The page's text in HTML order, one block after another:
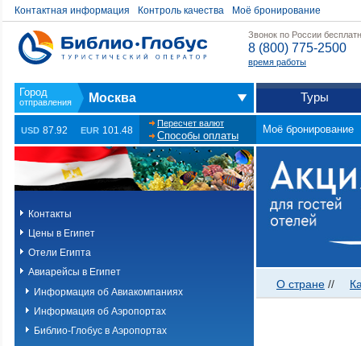
Контактная информация Контроль качества Моё бронирование
Звонок по России
8 (800) 775-2500
время работы
Москва Туры
USD 87.92 EUR 101.48
Пересчет валют
Способы оплаты
Моё бронирование
Контакты
Цены в Египет
Отели Египта
Авиарейсы в Египет
Информация об Авиакомпаниях
Информация об Аэропортах
Библио-Глобус в Аэропортах
О стране //